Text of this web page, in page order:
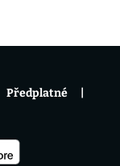
Předplatné